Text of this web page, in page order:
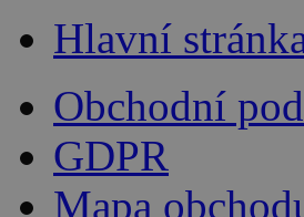
Hlavní
Obchodní
GDPR
Mapa